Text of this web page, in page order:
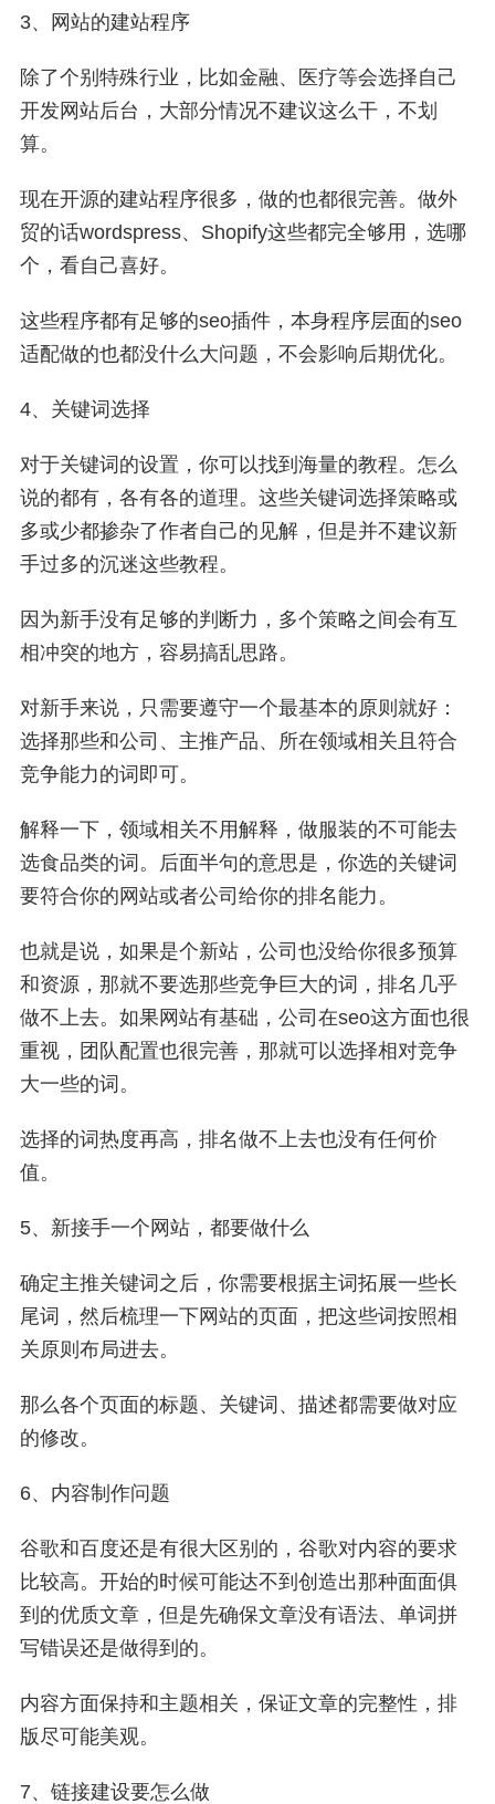
3、网站的建站程序
除了个别特殊行业，比如金融、医疗等会选择自己
开发网站后台，大部分情况不建议这么干，不划
算。
现在开源的建站程序很多，做的也都很完善。做外
贸的话wordspress、Shopify这些都完全够用，选哪
个，看自己喜好。
这些程序都有足够的seo插件，本身程序层面的seo
适配做的也都没什么大问题，不会影响后期优化。
4、关键词选择
对于关键词的设置，你可以找到海量的教程。怎么
说的都有，各有各的道理。这些关键词选择策略或
多或少都掺杂了作者自己的见解，但是并不建议新
手过多的沉迷这些教程。
因为新手没有足够的判断力，多个策略之间会有互
相冲突的地方，容易搞乱思路。
对新手来说，只需要遵守一个最基本的原则就好：
选择那些和公司、主推产品、所在领域相关且符合
竞争能力的词即可。
解释一下，领域相关不用解释，做服装的不可能去
选食品类的词。后面半句的意思是，你选的关键词
要符合你的网站或者公司给你的排名能力。
也就是说，如果是个新站，公司也没给你很多预算
和资源，那就不要选那些竞争巨大的词，排名几乎
做不上去。如果网站有基础，公司在seo这方面也很
重视，团队配置也很完善，那就可以选择相对竞争
大一些的词。
选择的词热度再高，排名做不上去也没有任何价
值。
5、新接手一个网站，都要做什么
确定主推关键词之后，你需要根据主词拓展一些长
尾词，然后梳理一下网站的页面，把这些词按照相
关原则布局进去。
那么各个页面的标题、关键词、描述都需要做对应
的修改。
6、内容制作问题
谷歌和百度还是有很大区别的，谷歌对内容的要求
比较高。开始的时候可能达不到创造出那种面面俱
到的优质文章，但是先确保文章没有语法、单词拼
写错误还是做得到的。
内容方面保持和主题相关，保证文章的完整性，排
版尽可能美观。
7、链接建设要怎么做